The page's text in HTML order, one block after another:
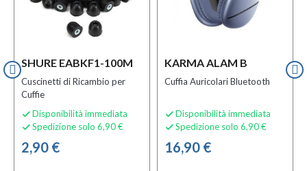
SHURE EABKF1-100M
Cuscinetti di Ricambio per
Cuffie
 Disponibilità immediata
 Spedizione solo 6,90 €
2,90 €
KARMA ALAM B
Cuffia Auricolari Bluetooth
 Disponibilità immediata
 Spedizione solo 6,90 €
16,90 €